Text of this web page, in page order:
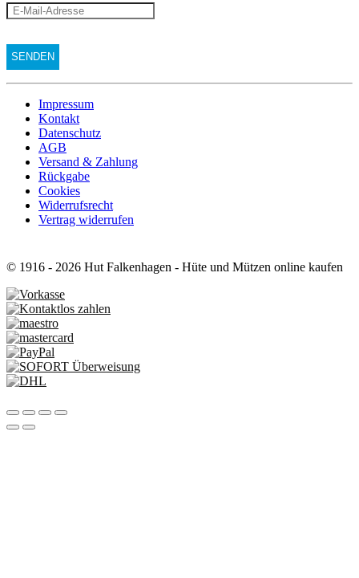
Impressum
Kontakt
Datenschutz
AGB
Versand & Zahlung
Rückgabe
Cookies
Widerrufsrecht
Vertrag widerrufen
© 1916 - 2026 Hut Falkenhagen - Hüte und Mützen online kaufen